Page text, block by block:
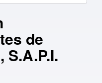
de
S.A.P.I.